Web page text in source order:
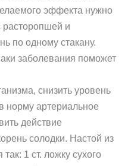
эффекта нужно
расторопшей и
по одному стакану.
заболевания поможет
снизить уровень
норму артериальное
действие
солодки. Настой из
1 ст. ложку сухого